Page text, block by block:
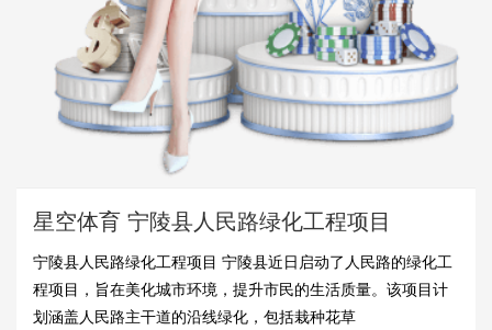
星空体育 宁陵县人民路绿化工程项目
宁陵县人民路绿化工程项目 宁陵县近日启动了人民路的绿化工
程项目，旨在美化城市环境，提升市民的生活质量。该项目计
划涵盖人民路主干道的沿线绿化，包括栽种花草